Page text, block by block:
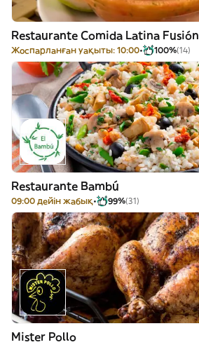
Restaurante Comida Latina Fusión
Жоспарланған уақыты: 10:00 100%(14)
Restaurante Bambú
09:00 дейін жабық 99%(31)
Mister Pollo